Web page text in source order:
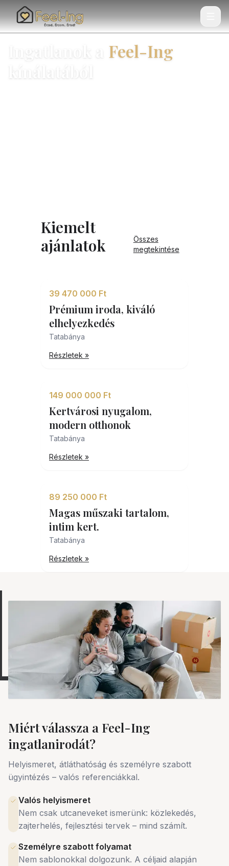
Ingatlanok a Feel-Ing
kínálatából
Kiemelt
ajánlatok
Összes
megtekintése
39 470 000 Ft
Prémium iroda, kiváló
elhelyezkedés
Tatabánya
Részletek »
149 000 000 Ft
Kertvárosi nyugalom,
modern otthonok
Tatabánya
Részletek »
89 250 000 Ft
Magas műszaki tartalom,
intim kert.
Tatabánya
Részletek »
Miért válassza a Feel-Ing
ingatlanirodát?
Helyismeret, átláthatóság és személyre szabott
ügyintézés – valós referenciákkal.
Valós helyismeret
Nem csak utcaneveket ismerünk: közlekedés,
zajterhelés, fejlesztési tervek – mind számít.
Személyre szabott folyamat
Nem sablonokkal dolgozunk. A céljaid alapján